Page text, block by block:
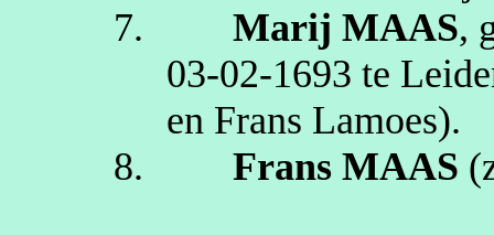
7.
Marij MAAS,
03‑02‑1693 te
en Frans Lamoes).
8.
Frans MAAS